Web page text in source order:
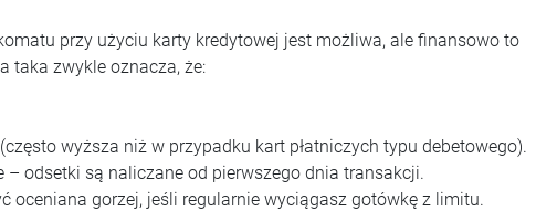
przy użyciu karty kredytowej jest możliwa, ale finansowo to
taka zwykle oznacza, że:
wyższa niż w przypadku kart płatniczych typu debetowego).
– odsetki są naliczane od pierwszego dnia transakcji.
oceniana gorzej, jeśli regularnie wyciągasz gotówkę z limitu.